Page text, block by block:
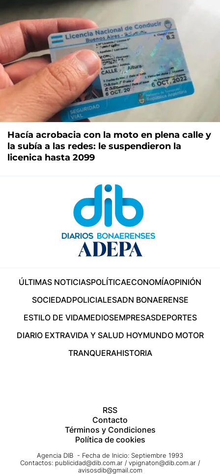
Hacía acrobacia con la moto en plena calle y
la subía a las redes: le suspendieron la
licenica hasta 2099
ÚLTIMAS NOTICIASPOLÍTICAECONOMÍAOPINIÓN
SOCIEDADPOLICIALESADN BONAERENSE
ESTILO DE VIDAMEDIOSEMPRESASDEPORTES
DIARIO EXTRAVIDA Y SALUD HOYMUNDO MOTOR
TRANQUERAHISTORIA
RSS
Contacto
Términos y Condiciones
Política de cookies
Agencia DIB - Fecha de Inicio: Septiembre 1993
Contactos: publicidad@dib.com.ar / vpignaton@dib.com.ar /
avisosdib@gmail.com